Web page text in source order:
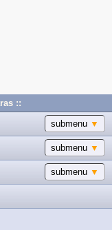
::
submenu ▼
submenu ▼
submenu ▼